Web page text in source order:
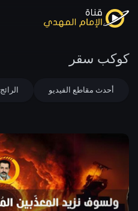
كوكب سقر
أحدث مقاطع الفيديو الرائج